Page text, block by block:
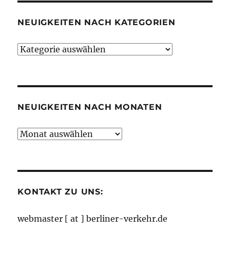
NEUIGKEITEN NACH KATEGORIEN
Neuigkeiten
NEUIGKEITEN NACH MONATEN
Neuigkeiten
KONTAKT ZU UNS:
webmaster [ at ] berliner-verkehr.de